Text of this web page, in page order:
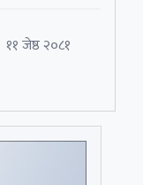
११ जेष्ठ २०८१